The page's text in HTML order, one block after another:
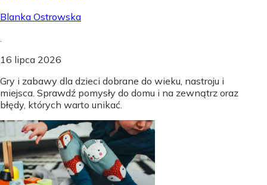
Blanka Ostrowska
16 lipca 2026
Gry i zabawy dla dzieci dobrane do wieku, nastroju i
miejsca. Sprawdź pomysły do domu i na zewnątrz oraz
błędy, których warto unikać.